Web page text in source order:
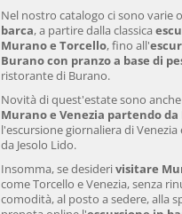
Nel nostro catalogo ci sono varie
barca, a partire dalla classica
Murano e Torcello, fino all'
Burano con pranzo a base di
ristorante di Burano.
Novità di quest'estate sono
Murano e Venezia partendo
l'escursione giornaliera di Venezia
da Jesolo Lido.
Insomma, se desiderivisitare
come Torcello e Venezia, senza
comodità, al posto a sedere, alla